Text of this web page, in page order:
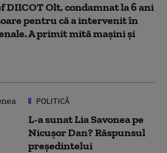
DIICOT Olt, condamnat la 6 ani
pentru că a intervenit în
A primit mită mașini și
POLITICĂ
L-a sunat Lia Savonea pe
Nicușor Dan? Răspunsul
președintelui